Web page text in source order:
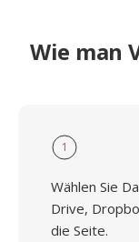
Wie man
1
Wählen Sie
Drive,
die Seite.